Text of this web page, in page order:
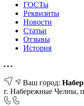
ГОСТы
Реквизиты
Новости
Статьи
Отзывы
История
Ваш город:
г. Набережные Челны,